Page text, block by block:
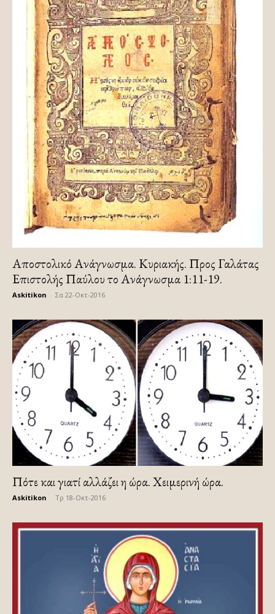
Αποστολικό Ανάγνωσμα. Κυριακής. Προς Γαλάτας
Επιστολής Παύλου το Ανάγνωσμα 1:11-19.
Askitikon Σα 22-Οκτ-2016
Πότε και γιατί αλλάζει η ώρα. Χειμερινή ώρα.
Askitikon Τρ 18-Οκτ-2016